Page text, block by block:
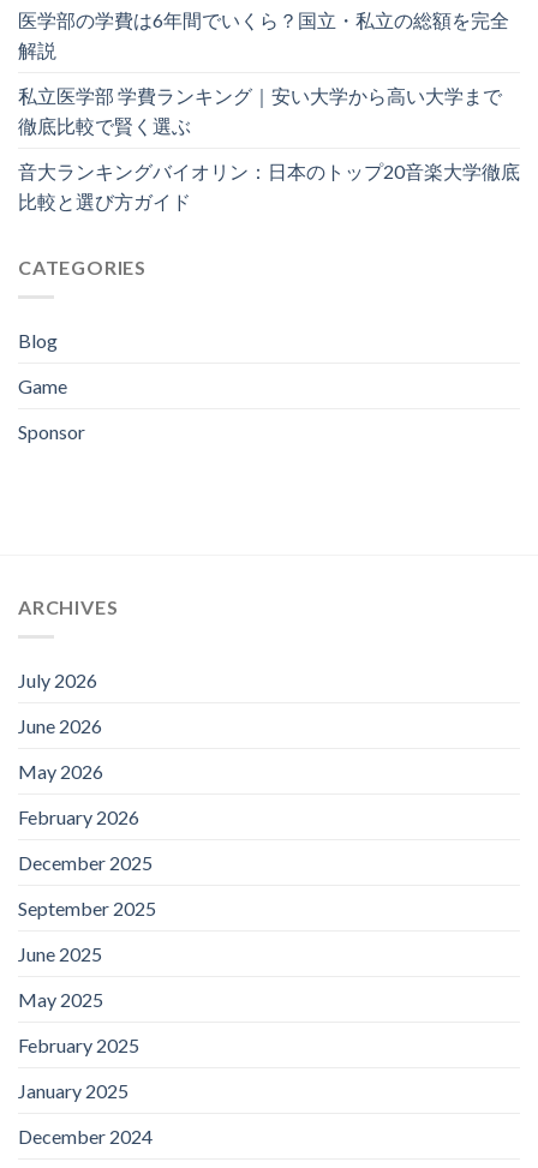
医学部の学費は6年間でいくら？国立・私立の総額を完全
解説
私立医学部 学費ランキング｜安い大学から高い大学まで
徹底比較で賢く選ぶ
音大ランキングバイオリン：日本のトップ20音楽大学徹底
比較と選び方ガイド
CATEGORIES
Blog
Game
Sponsor
ARCHIVES
July 2026
June 2026
May 2026
February 2026
December 2025
September 2025
June 2025
May 2025
February 2025
January 2025
December 2024